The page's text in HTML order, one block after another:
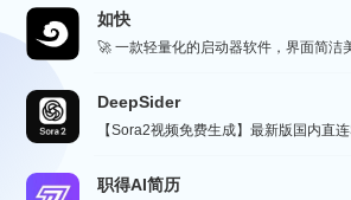
如快
DeepSider
职得AI简历